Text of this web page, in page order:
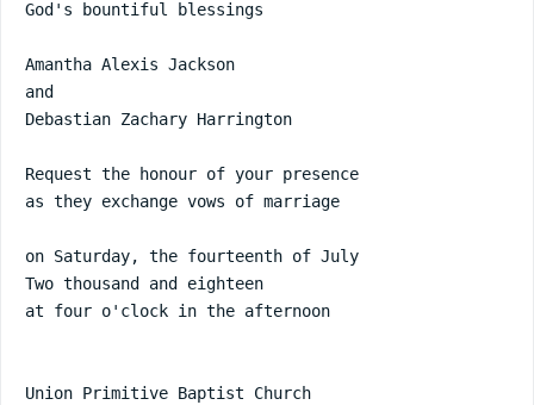
God's bountiful blessings
Amantha Alexis Jackson
and
Debastian Zachary Harrington
Request the honour of your presence
as they exchange vows of marriage
on Saturday, the fourteenth of July
Two thousand and eighteen
at four o'clock in the afternoon
Union Primitive Baptist Church